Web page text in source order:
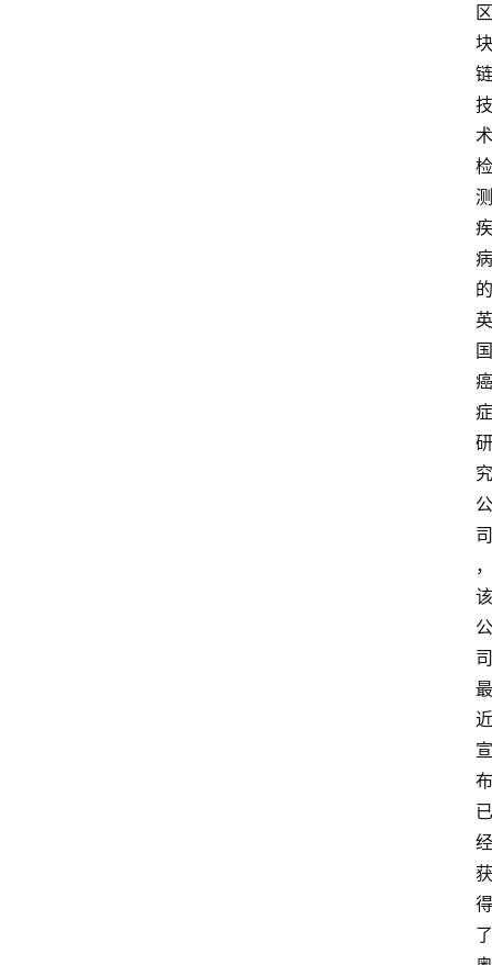
区
块
链
技
术
检
测
疾
病
的
英
国
癌
症
研
究
公
司
，
该
公
司
最
近
宣
布
已
经
获
得
了